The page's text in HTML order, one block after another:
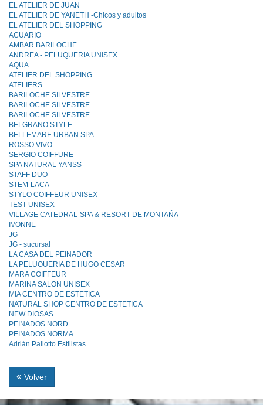
EL ATELIER DE JUAN
EL ATELIER DE YANETH -Chicos y adultos
EL ATELIER DEL SHOPPING
ACUARIO
AMBAR BARILOCHE
ANDREA - PELUQUERIA UNISEX
AQUA
ATELIER DEL SHOPPING
ATELIERS
BARILOCHE SILVESTRE
BARILOCHE SILVESTRE
BARILOCHE SILVESTRE
BELGRANO STYLE
BELLEMARE URBAN SPA
ROSSO VIVO
SERGIO COIFFURE
SPA NATURAL YANSS
STAFF DUO
STEM-LACA
STYLO COIFFEUR UNISEX
TEST UNISEX
VlLLAGE CATEDRAL-SPA & RESORT DE MONTAÑA
IVONNE
JG
JG - sucursal
LA CASA DEL PEINADOR
LA PELUOUERIA DE HUGO CESAR
MARA COIFFEUR
MARINA SALON UNISEX
MIA CENTRO DE ESTETICA
NATURAL SHOP CENTRO DE ESTETICA
NEW DIOSAS
PEINADOS NORD
PEINADOS NORMA
Adrián Pallotto Estilistas
Volver